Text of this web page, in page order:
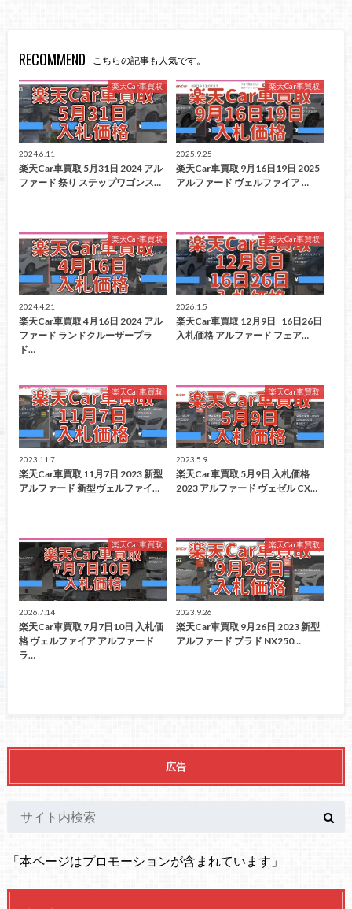
RECOMMEND こちらの記事も人気です。
楽天Car車買取
2024.6.11
楽天Car車買取 5月31日 2024 アル
ファード 祭り ステップワゴンス…
楽天Car車買取
2025.9.25
楽天Car車買取 9月16日19日 2025
アルファード ヴェルファイア …
楽天Car車買取
2024.4.21
楽天Car車買取 4月16日 2024 アル
ファード ランドクルーザープラ
ド…
楽天Car車買取
2026.1.5
楽天Car車買取 12月9日 16日26日
入札価格 アルファード フェア…
楽天Car車買取
2023.11.7
楽天Car車買取 11月7日 2023 新型
アルファード 新型ヴェルファイ…
楽天Car車買取
2023.5.9
楽天Car車買取 5月9日 入札価格
2023 アルファード ヴェゼル CX…
楽天Car車買取
2026.7.14
楽天Car車買取 7月7日10日 入札価
格 ヴェルファイア アルファード
ラ…
楽天Car車買取
2023.9.26
楽天Car車買取 9月26日 2023 新型
アルファード プラド NX250…
広告
「本ページはプロモーションが含まれています」